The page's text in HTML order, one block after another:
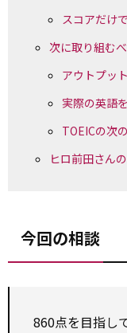
スコアだけ
次に取り組む
アウトプッ
実際の英語
TOEICの次
ヒロ前田さん
今回の相談
860点を目指し